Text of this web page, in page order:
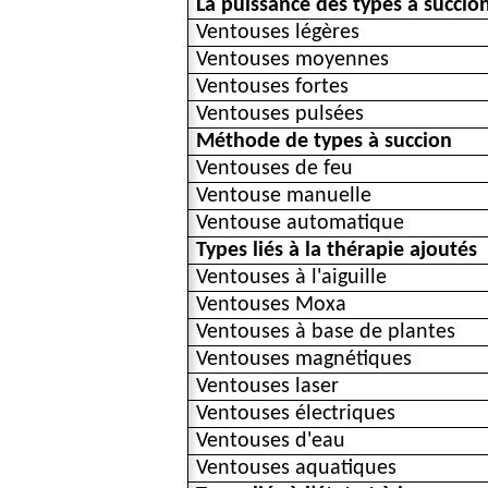
La puissance des types à
Ventouses légères
Ventouses moyennes
Ventouses fortes
Ventouses pulsées
Méthode de types à succion
Ventouses de feu
Ventouse manuelle
Ventouse automatique
Types liés à la thérapie ajoutés
Ventouses à l'aiguille
Ventouses Moxa
Ventouses à base de plantes
Ventouses magnétiques
Ventouses laser
Ventouses électriques
Ventouses d'eau
Ventouses aquatiques